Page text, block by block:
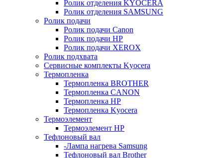
Ролик отделения KYOCERA
Ролик отделения SAMSUNG
Ролик подачи
Ролик подачи Canon
Ролик подачи HP
Ролик подачи XEROX
Ролик подхвата
Сервисные комплекты Kyocera
Термопленка
Термопленка BROTHER
Термопленка CANON
Термопленка HP
Термопленка Kyocera
Термоэлемент
Термоэлемент НР
Тефлоновый вал
-Лампа нагрева Samsung
Тефлоновый вал Brother